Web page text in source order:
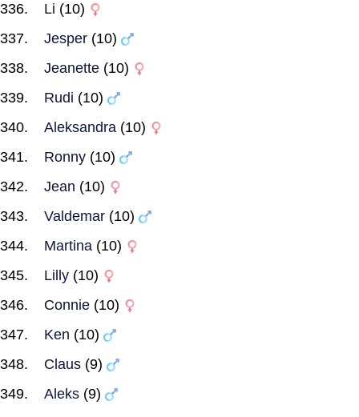
Li (10)
Jesper (10)
Jeanette (10)
Rudi (10)
Aleksandra (10)
Ronny (10)
Jean (10)
Valdemar (10)
Martina (10)
Lilly (10)
Connie (10)
Ken (10)
Claus (9)
Aleks (9)